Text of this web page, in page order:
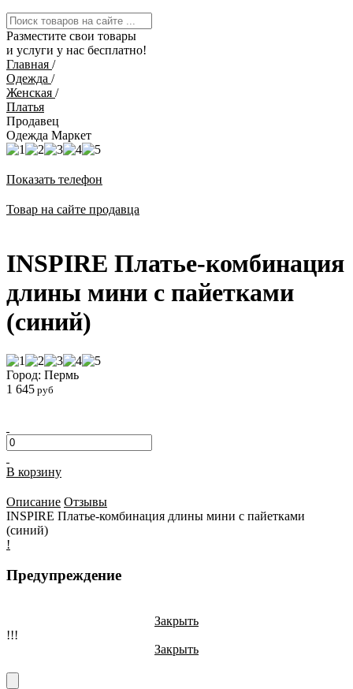
Разместите свои товары
и услуги у нас бесплатно!
Главная /
Одежда /
Женская /
Платья
Продавец
Одежда Маркет
Показать телефон
Товар на сайте продавца
INSPIRE Платье-комбинация
длины мини с пайетками
(синий)
Город: Пермь
1 645 руб
В корзину
Описание Отзывы
INSPIRE Платье-комбинация длины мини с пайетками
(синий)
!
Предупреждение
Закрыть
!!!
Закрыть